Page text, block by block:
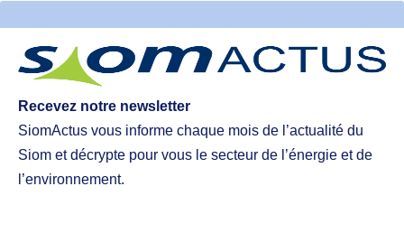
Recevez notre newsletter
SiomActus vous informe chaque mois de l’actualité du
Siom et décrypte pour vous le secteur de l’énergie et de
l’environnement.